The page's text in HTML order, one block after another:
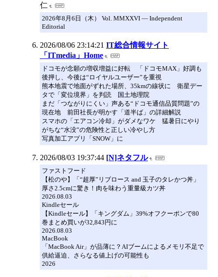
仁
2026年8月6日（木） Vol. MMXXVI — Independent
Editorial
2026/08/06 23:14:21 IT総合情報サイト
「ITmedia」Home
ドコモが念願の増収増益に好転 「ドコモMAX」好調も
後押し、今後は“ロイヤルユーザー”を重視
熊本地震で地面がずれた場所、35kmの線状に 衛星デー
タで「変位境界」を判読 国土地理院
まだ「つながりにくい」声ある“ドコモ通信品質問題”の
現在地 前田社長が明かす「道半ば」の詳細解説
スマホの「エアコン冷却」がダメなワケ 猛暑日にやり
がちな“水没”の危険性と正しい冷やし方
写真加工アプリ「SNOW」に
2026/08/03 19:37:44 [N]ネタフル
ファストフード
【松のや】「“超厚”リブロース and 玉子のタレかつ丼」
厚さ2.5cmに驚き！肉を味わう重量級カツ丼
2026.08.03
Kindleセール
【Kindleセール】「キングダム」39%オフクーポンで80
巻まとめ買いが32,843円に
2026.08.03
MacBook
「MacBook Air」が品薄に？AIブームによるメモリ不足で
供給逼迫、さらなる値上げの可能性も
2026